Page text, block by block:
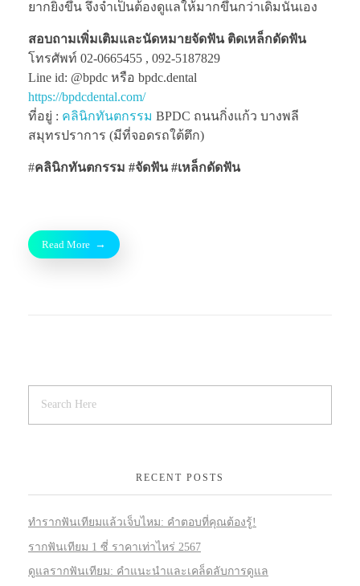
ยากยิ่งขึ้น จึงจำเป็นต้องดูแลให้มากขึ้นกว่าเดิมนั่นเอง
สอบถามเพิ่มเติมและนัดหมายจัดฟัน ติดเหล็กดัดฟัน
โทรศัพท์ 02-0665455 , 092-5187829
Line id: @bpdc หรือ bpdc.dental
https://bpdcdental.com/
ที่อยู่ : คลินิกทันตกรรม BPDC ถนนกิ่งแก้ว บางพลี
สมุทรปราการ (มีที่จอดรถใต้ตึก)
#คลินิกทันตกรรม #จัดฟัน #เหล็กดัดฟัน
Read More
RECENT POSTS
ทำรากฟันเทียมแล้วเจ็บไหม: คำตอบที่คุณต้องรู้!
รากฟันเทียม 1 ซี่ ราคาเท่าไหร่ 2567
ดูแลรากฟันเทียม: คำแนะนำและเคล็ดลับการดูแล